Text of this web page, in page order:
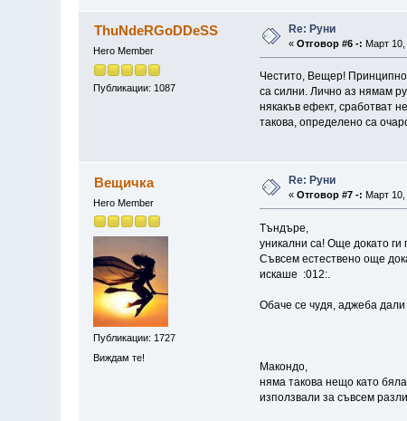
ThuNdeRGoDDeSS
Hero Member
Публикации: 1087
Re: Руни
«Отговор #6 -: Март 10,
Честито, Вещер! Принципно
са силни. Лично аз нямам
някакъв ефект, сработват
такова, определено са
Вещичка
Hero Member
Публикации: 1727
Виждам те!
Re: Руни
«Отговор #7 -: Март 10,
Тъндъре,
уникални са! Още докато
Съвсем естествено още
искаше :012:.
Обаче се чудя, аджеба
Макондо,
няма такова нещо като
използвали за съвсем